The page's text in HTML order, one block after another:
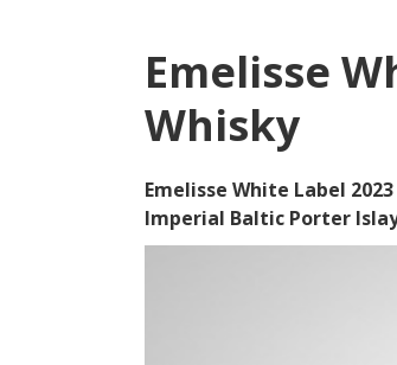
Emelisse
Whisky
Emelisse White Label
Imperial Baltic Porter